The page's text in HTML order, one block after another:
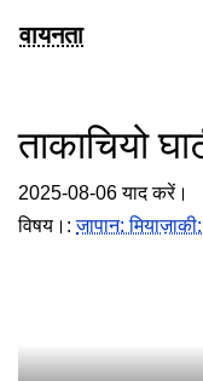
वायनता
ताकाचियो
2025-08-06 याद करें।
विषय।:जापान: